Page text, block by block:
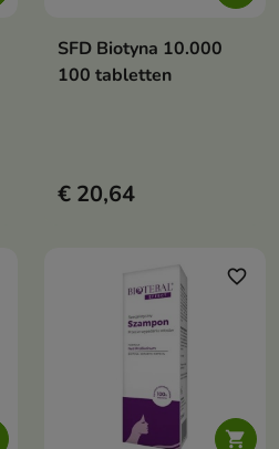
SFD Biotyna 10.000
100 tabletten
€ 20,64

favorite_border